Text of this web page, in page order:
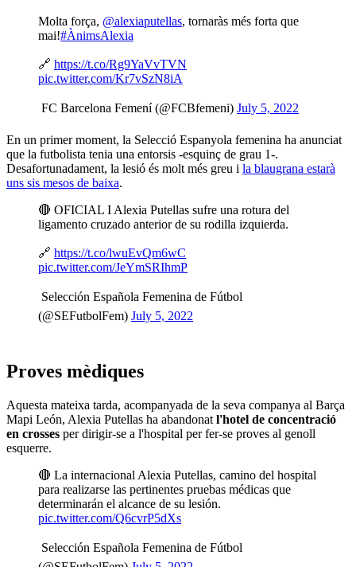
Molta força, @alexiaputellas, tornaràs més forta que
mai!#ÀnimsAlexia
🔗 https://t.co/Rg9YaVvTVN
pic.twitter.com/Kr7vSzN8iA
 FC Barcelona Femení (@FCBfemeni) July 5, 2022
En un primer moment, la Selecció Espanyola femenina ha anunciat
que la futbolista tenia una entorsis -esquinç de grau 1-.
Desafortunadament, la lesió és molt més greu i la blaugrana estarà
uns sis mesos de baixa.
🔴 OFICIAL I Alexia Putellas sufre una rotura del
ligamento cruzado anterior de su rodilla izquierda.
🔗 https://t.co/lwuEvQm6wC
pic.twitter.com/JeYmSRIhmP
 Selección Española Femenina de Fútbol
(@SEFutbolFem) July 5, 2022
Proves mèdiques
Aquesta mateixa tarda, acompanyada de la seva companya al Barça
Mapi León, Alexia Putellas ha abandonat l'hotel de concentració
en crosses per dirigir-se a l'hospital per fer-se proves al genoll
esquerre.
🔴 La internacional Alexia Putellas, camino del hospital
para realizarse las pertinentes pruebas médicas que
determinarán el alcance de su lesión.
pic.twitter.com/Q6cvrP5dXs
 Selección Española Femenina de Fútbol